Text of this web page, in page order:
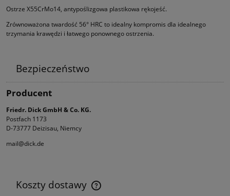
Ostrze X55CrMo14, antypoślizgowa plastikowa rękojeść.
Zrównoważona twardość 56° HRC to idealny kompromis dla idealnego
trzymania krawędzi i łatwego ponownego ostrzenia.
Bezpieczeństwo
Producent
Friedr. Dick GmbH & Co. KG.
Postfach 1173
D-73777 Deizisau, Niemcy
mail@dick.de
Koszty dostawy
Cena nie zawiera ewentualnych kosztów płatności